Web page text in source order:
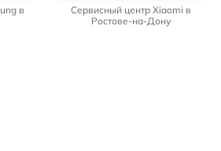
в
Сервисный центр Xiaomi в
Ростове-на-Дону